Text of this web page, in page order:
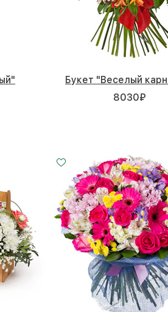
Букет "Веселый
8030₽